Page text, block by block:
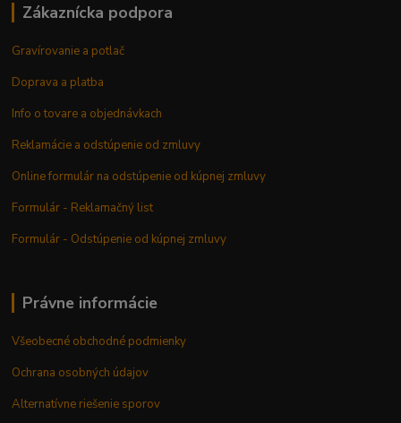
Zákaznícka podpora
Gravírovanie a potlač
Doprava a platba
Info o tovare a objednávkach
Reklamácie a odstúpenie od zmluvy
Online formulár na odstúpenie od kúpnej zmluvy
Formulár - Reklamačný list
Formulár - Odstúpenie od kúpnej zmluvy
Právne informácie
Všeobecné obchodné podmienky
Ochrana osobných údajov
Alternatívne riešenie sporov